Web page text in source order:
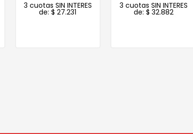
3 cuotas SIN INTERES
de:$ 27.231
3 cuotas SIN INTERES
de: $ 32.882